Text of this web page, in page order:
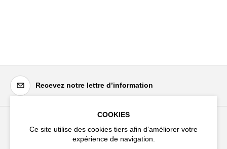
Recevez notre lettre d’information
Festival d'Avignon
COOKIES
Ce site utilise des cookies tiers afin d’améliorer votre
expérience de navigation.